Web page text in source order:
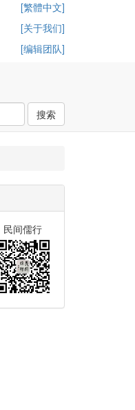
[繁體中文]
[关于我们]
[编辑团队]
搜索
民间儒行